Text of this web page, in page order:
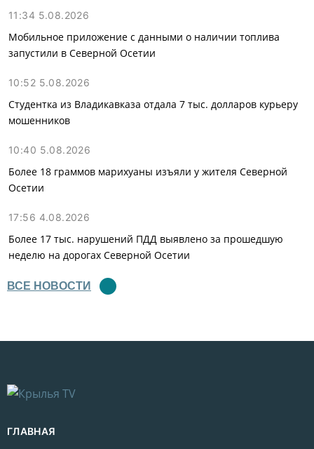
11:34 5.08.2026
Мобильное приложение с данными о наличии топлива
запустили в Северной Осетии
10:52 5.08.2026
Студентка из Владикавказа отдала 7 тыс. долларов курьеру
мошенников
10:40 5.08.2026
Более 18 граммов марихуаны изъяли у жителя Северной
Осетии
17:56 4.08.2026
Более 17 тыс. нарушений ПДД выявлено за прошедшую
неделю на дорогах Северной Осетии
ВСЕ НОВОСТИ
ГЛАВНАЯ